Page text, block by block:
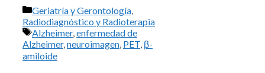
Categorías
Geriatría y Gerontología,
Radiodiagnóstico y Radioterapia
Etiquetas
Alzheimer,enfermedad de
Alzheimer,neuroimagen, PET, β-
amiloide